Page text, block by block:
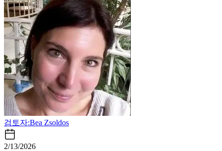
검토자:Bea Zsoldos
2/13/2026